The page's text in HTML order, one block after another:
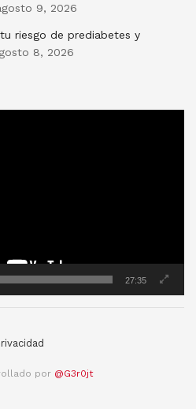
9, 2026
riesgo de prediabetes y
8, 2026
27:35
por @G3r0jt